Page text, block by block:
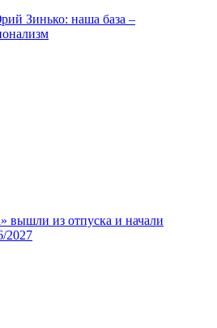
Зинько: наша база –
вышли из отпуска и начали
2027